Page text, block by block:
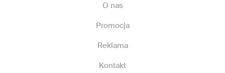
O nas
Promocja
Reklama
Kontakt